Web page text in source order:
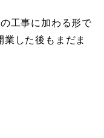
工事に加わる形で
した後もまだま